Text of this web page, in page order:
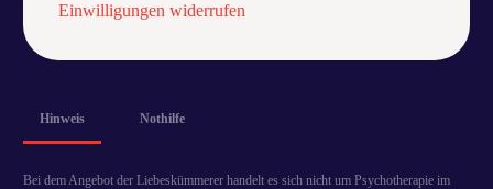
Einwilligungen widerrufen
Hinweis Nothilfe
Bei dem Angebot der Liebeskümmerer handelt es sich nicht um Psychotherapie im